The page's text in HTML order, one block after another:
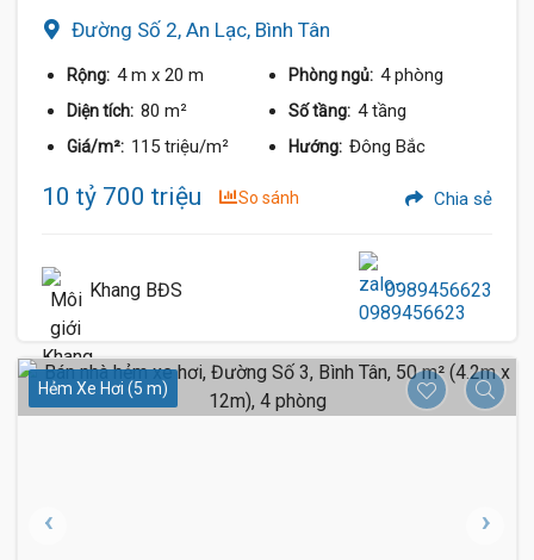
Đường Số 2, An Lạc, Bình Tân
Rộng: 4 m x 20 m Phòng ngủ: 4 phòng
Diện tích: 80 m² Số tầng: 4 tầng
Giá/m²: 115 triệu/m² Hướng: Đông Bắc
10 tỷ 700 triệu So sánh Chia sẻ
Khang BĐS 0989456623
Hẻm Xe Hơi (5 m)